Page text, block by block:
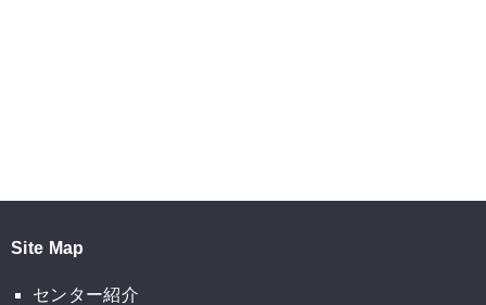
Site Map
センター紹介